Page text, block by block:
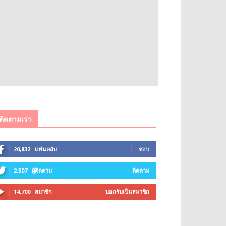
ดตามเรา
20,832 แฟนคลับ ชอบ
2,507 ผู้ติดตาม ติดตาม
14,700 สมาชิก บอกรับเป็นสมาชิก